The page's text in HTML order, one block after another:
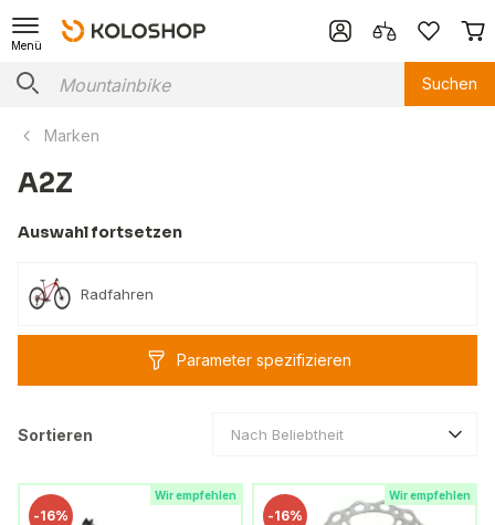
Menü
Suchen
Marken
A2Z
Auswahl fortsetzen
Radfahren
Parameter spezifizieren
Sortieren Nach Beliebtheit
Wir empfehlen
-16%
Wir empfehlen
-16%